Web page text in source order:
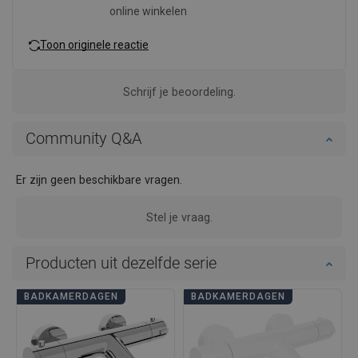
online winkelen
Toon originele reactie
Schrijf je beoordeling.
Community Q&A
Er zijn geen beschikbare vragen.
Stel je vraag.
Producten uit dezelfde serie
BADKAMERDAGEN BADKAMERDAGEN